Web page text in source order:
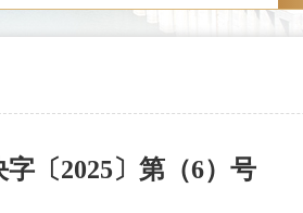
〔2025〕第（6）号